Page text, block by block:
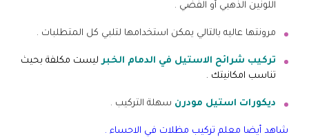
اللونين الذهبي أو الفضي .
مرونتها عاليه بالتالي يمكن استخدامها لتلبي كل المتطلبات .
تركيب شرائح الاستيل في الدمام الخبر ليست مكلفة بحيث
تناسب امكانيتك .
ديكورات استيل مودرن سهلة التركيب .
شاهد أيضا معلم تركيب مظلات في الاحساء .